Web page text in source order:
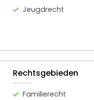
Jeugdrecht
Rechtsgebieden
Familierecht